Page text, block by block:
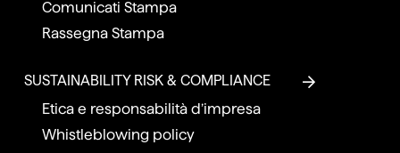
Comunicati Stampa
Rassegna Stampa
SUSTAINABILITY RISK & COMPLIANCE
Etica e responsabilità d’impresa
Whistleblowing policy